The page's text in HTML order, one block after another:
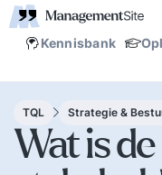
Kennisbank
TQL Strategie &
Wat is